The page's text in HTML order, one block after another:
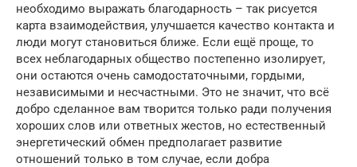
необходимо выражать благодарность – так рисуется
карта взаимодействия, улучшается качество контакта и
люди могут становиться ближе. Если ещё проще, то
всех неблагодарных общество постепенно изолирует,
они остаются очень самодостаточными, гордыми,
независимыми и несчастными. Это не значит, что всё
добро сделанное вам творится только ради получения
хороших слов или ответных жестов, но естественный
энергетический обмен предполагает развитие
отношений только в том случае, если добра